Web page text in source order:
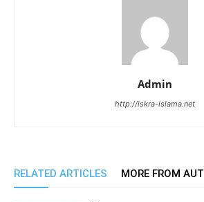
Admin
http://iskra-islama.net
RELATED ARTICLES MORE FROM